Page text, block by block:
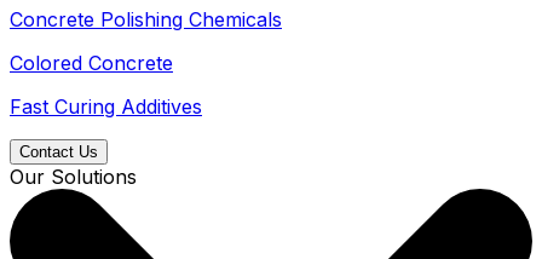
Concrete Polishing Chemicals
Colored Concrete
Fast Curing Additives
Contact Us
Our Solutions